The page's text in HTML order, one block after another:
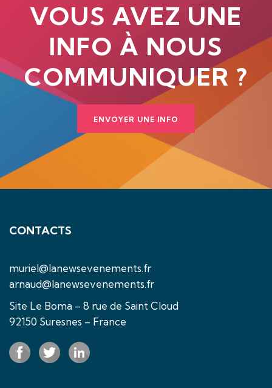
VOUS AVEZ UNE
INFO À NOUS
COMMUNIQUER ?
ENVOYER UNE INFO
CONTACTS
muriel@lanewsevenements.fr
arnaud@lanewsevenements.fr
Site Le Boma – 8 rue de Saint Cloud
92150 Suresnes – France